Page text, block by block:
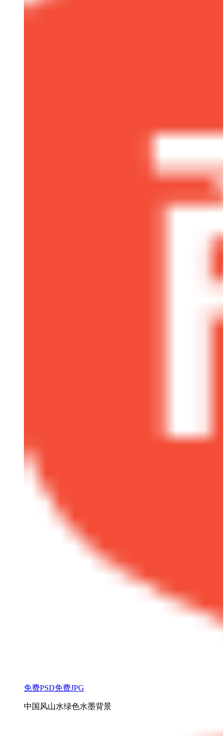
免费PSD免费JPG
中国风山水绿色水墨背景